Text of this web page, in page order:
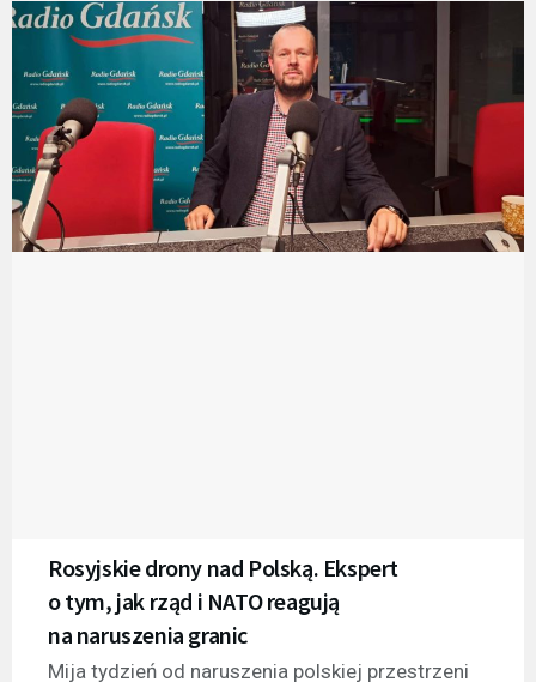
Rosyjskie drony nad Polską. Ekspert
o tym, jak rząd i NATO reagują
na naruszenia granic
Mija tydzień od naruszenia polskiej przestrzeni